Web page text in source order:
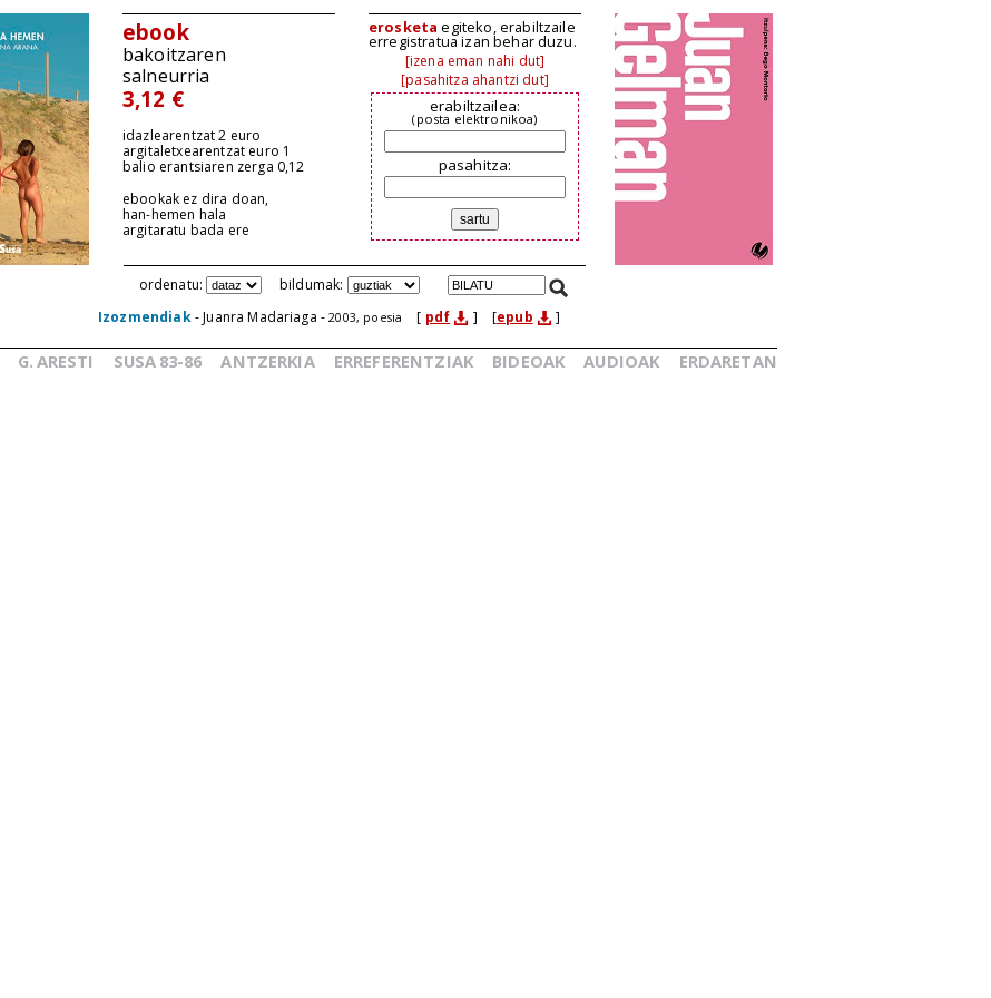
ebook
bakoitzaren
salneurria
3,12 €
idazlearentzat 2 euro
argitaletxearentzat euro 1
balio erantsiaren zerga 0,12
ebookak ez dira doan,
han-hemen hala
argitaratu bada ere
erosketa egiteko, erabiltzaile
erregistratua izan behar duzu.
[izena eman nahi dut]
[pasahitza ahantzi dut]
erabiltzailea:
(posta elektronikoa)
pasahitza:
ordenatu:
bildumak:
Izozmendiak- Juanra Madariaga -2003, poesia [ pdf ] [epub ]
G. ARESTI SUSA 83-86 ANTZERKIA ERREFERENTZIAK BIDEOAK AUDIOAK ERDARETAN